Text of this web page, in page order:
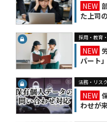
NEW
た上司
採用・教育
NEW
パート
法務・リスク
NEW
わせが
【かん